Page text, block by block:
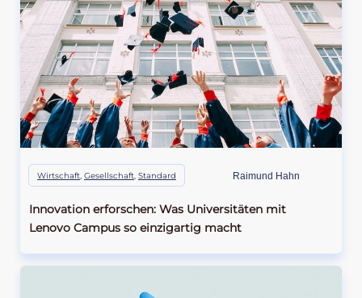
Wirtschaft, Gesellschaft, Standard Raimund Hahn
Innovation erforschen: Was Universitäten mit
Lenovo Campus so einzigartig macht